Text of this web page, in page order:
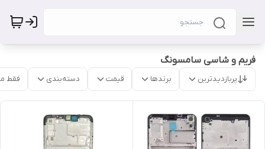
فریم و شاسی سامسونگ
پربازدیدترین برندها قیمت دسته‌بندی فقط